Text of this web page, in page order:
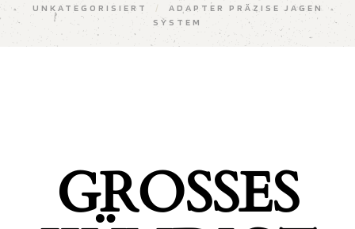
UNKATEGORISIERT
/
ADAPTER PRÄZISE JAGEN
SYSTEM
GROSSES K